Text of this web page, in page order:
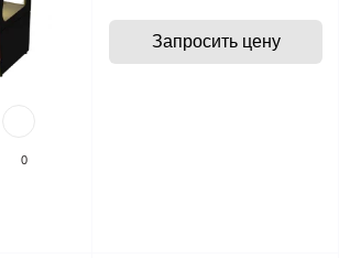
0
Запросить цену